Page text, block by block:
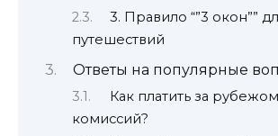
3. Правило “”3 окон””
путешествий
Ответы на популярные
Как платить за
комиссий?